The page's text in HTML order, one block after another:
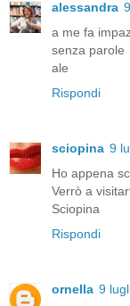
alessandra
a me fa
senza parole
ale
Rispondi
sciopina 9
Ho appena
Verrò a
Sciopina
Rispondi
ornella 9